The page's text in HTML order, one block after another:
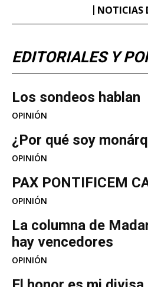
NOTICIAS
EDITORIALES Y
Los sondeos hablan
OPINIÓN
¿Por qué soy
OPINIÓN
PAX PONTIFICEM
OPINIÓN
La columna de
hay vencedores
OPINIÓN